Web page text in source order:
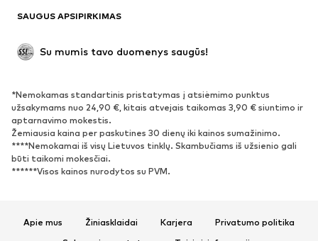
BATAI
Naujienos
Atviri batai
Išskirtiniai
SPORTAS
Sportiniai drabužiai
AKSESUARAI
SAUGUS APSIPIRKIMAS
Su mumis tavo duomenys saugūs!
*Nemokamas standartinis pristatymas į atsiėmimo punktus
užsakymams nuo 24,90 €, kitais atvejais taikomas 3,90 € siuntimo ir
aptarnavimo mokestis.
Žemiausia kaina per paskutines 30 dienų iki kainos sumažinimo.
****Nemokamai iš visų Lietuvos tinklų. Skambučiams iš užsienio gali
būti taikomi mokesčiai.
******Visos kainos nurodytos su PVM.
Apie mus Žiniasklaidai Karjera
Privatumo politika